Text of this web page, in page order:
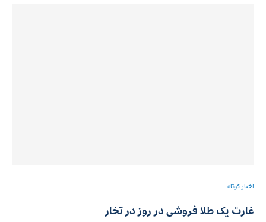
اخبار کوتاه
غارت یک طلا فروشی در روز در تخار